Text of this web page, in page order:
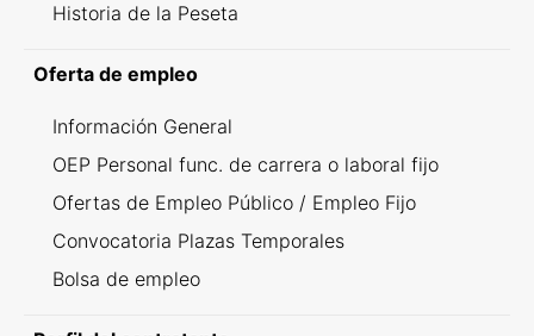
Historia de la Peseta
Oferta de empleo
Información General
OEP Personal func. de carrera o laboral fijo
Ofertas de Empleo Público / Empleo Fijo
Convocatoria Plazas Temporales
Bolsa de empleo